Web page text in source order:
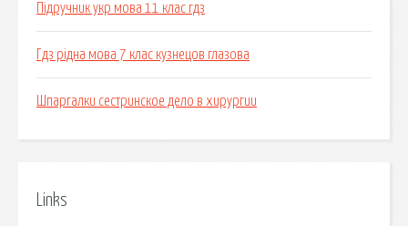
Підручник укр мова 11 клас гдз
Гдз рідна мова 7 клас кузнецов глазова
Шпаргалки сестринское дело в хирургии
Links